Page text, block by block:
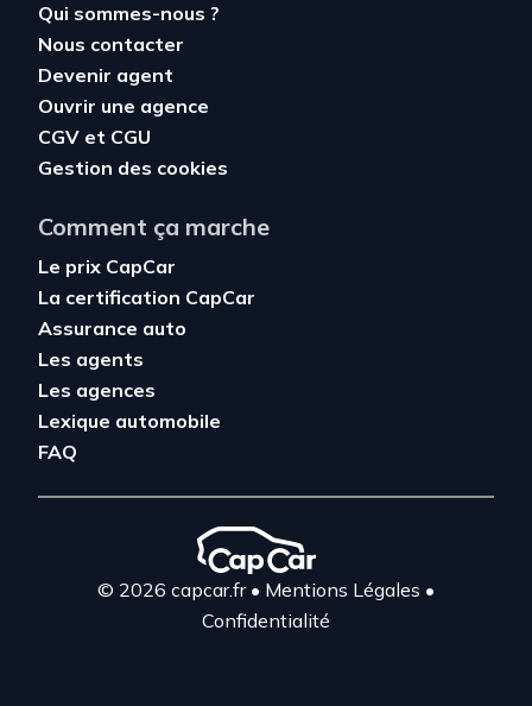
Qui sommes-nous ?
Nous contacter
Devenir agent
Ouvrir une agence
CGV et CGU
Gestion des cookies
Comment ça marche
Le prix CapCar
La certification CapCar
Assurance auto
Les agents
Les agences
Lexique automobile
FAQ
© 2026 capcar.fr• Mentions Légales •
Confidentialité